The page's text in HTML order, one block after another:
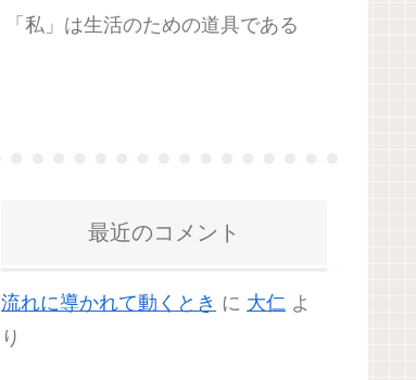
「私」は生活のための道具である
最近のコメント
流れに導かれて動くとき に 大仁 よ
り